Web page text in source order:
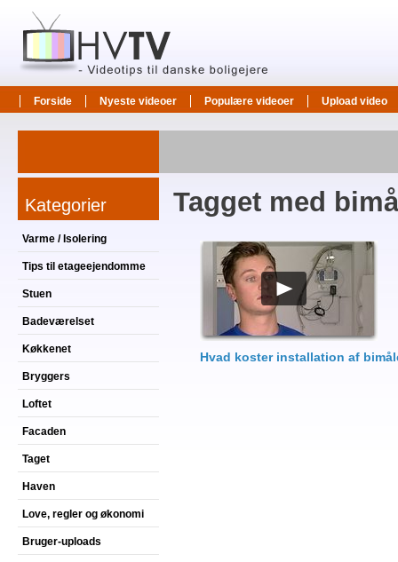
Forside Nyeste videoer Populære videoer Upload video
Kategorier
Varme / Isolering
Tips til etageejendomme
Stuen
Badeværelset
Køkkenet
Bryggers
Loftet
Facaden
Taget
Haven
Love, regler og økonomi
Bruger-uploads
Tagget med
Hvad koster installation af